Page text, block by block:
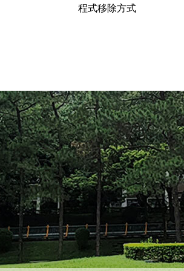
程式移除方式